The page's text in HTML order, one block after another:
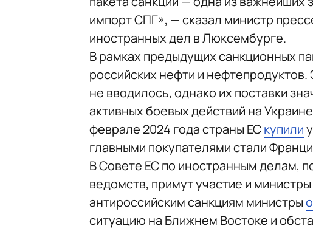
импорт СПГ», — сказал министр
иностранных дел в Люксембурге.
В рамках предыдущих санкционных
российских нефти и
не вводилось, однако их поставки
активных боевых действий на
феврале 2024 года страны ЕСкупили
главными покупателями стали
В Совете ЕС по иностранным делам,
ведомств, примут участие и
антироссийским санкциям министры
ситуацию на Ближнем Востоке и